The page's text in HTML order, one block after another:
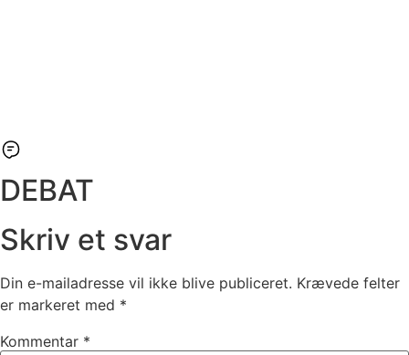
DEBAT
Skriv et svar
Din e-mailadresse vil ikke blive publiceret. Krævede felter
er markeret med *
Kommentar *